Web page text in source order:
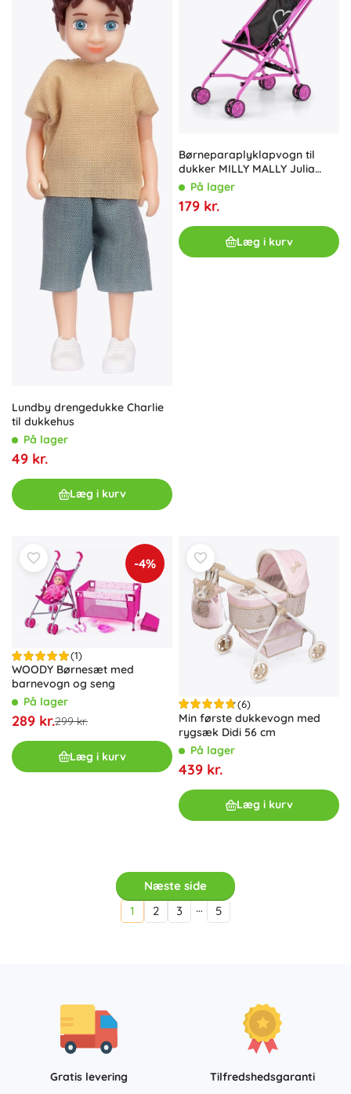
Lundby drengedukke Charlie
til dukkehus
På lager
49 kr.
Læg i kurv
Børneparaplyklapvogn til
dukker MILLY MALLY Julia
Prestige Black
På lager
179 kr.
Læg i kurv
-4%
(1)
WOODY Børnesæt med
barnevogn og seng
På lager
289 kr.299 kr.
Læg i kurv
(6)
Min første dukkevogn med
rygsæk Didi 56 cm
På lager
439 kr.
Læg i kurv
Næste side
1
2 3 … 5
Gratis levering Tilfredshedsgaranti